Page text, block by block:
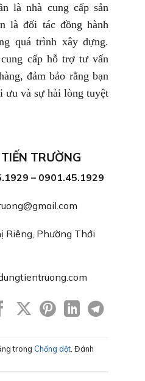
là nhà cung cấp sản
là đối tác đồng hành
quá trình xây dựng.
cấp hỗ trợ tư vấn
đảm bảo rằng bạn
ưu và sự hài lòng tuyệt
TRƯỜNG
– 0901.45.1929
Riêng, Phường Thới
trong Chống dột . Đánh